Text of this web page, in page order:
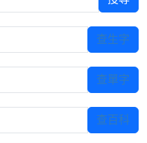
查生字
查單字
查百科